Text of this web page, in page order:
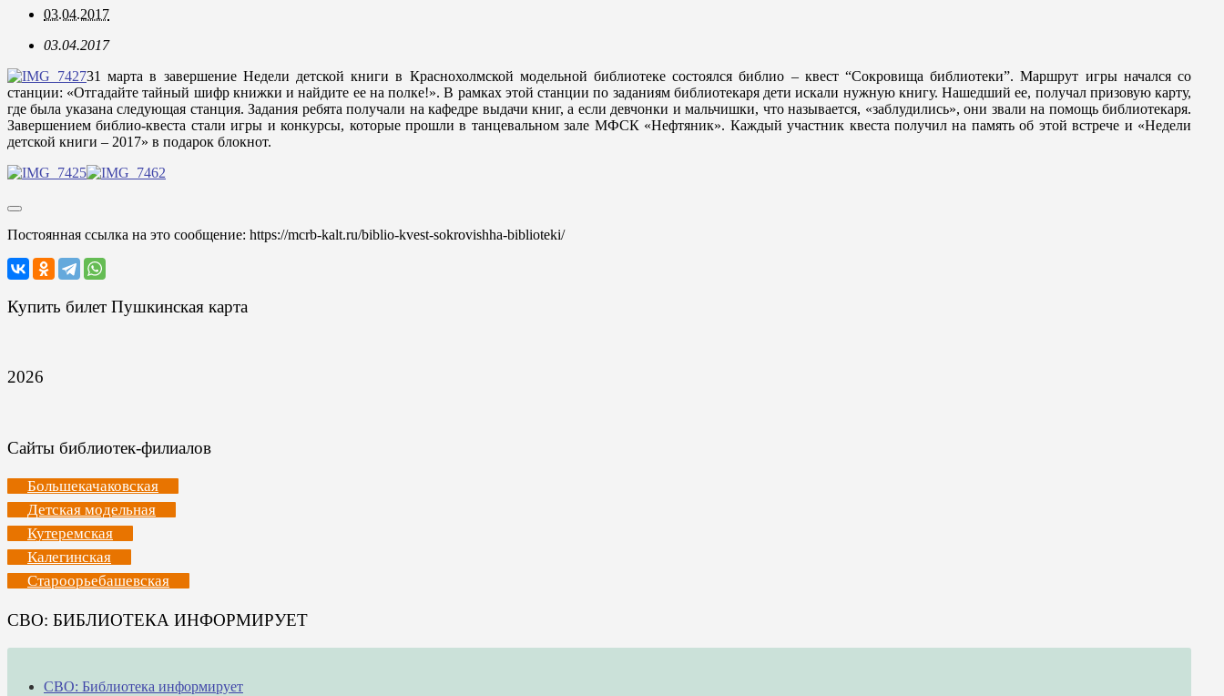
03.04.2017
03.04.2017
31 марта в завершение Недели детской книги в Краснохолмской модельной библиотеке состоялся библио – квест “Сокровища библиотеки”. Маршрут игры начался со
станции: «Отгадайте тайный шифр книжки и найдите ее на полке!». В рамках этой станции по заданиям библиотекаря дети искали нужную книгу. Нашедший ее, получал призовую карту,
где была указана следующая станция. Задания ребята получали на кафедре выдачи книг, а если девчонки и мальчишки, что называется, «заблудились», они звали на помощь библиотекаря.
Завершением библио-квеста стали игры и конкурсы, которые прошли в танцевальном зале МФСК «Нефтяник». Каждый участник квеста получил на память об этой встрече и «Недели
детской книги – 2017» в подарок блокнот.
Постоянная ссылка на это сообщение: https://mcrb-kalt.ru/biblio-kvest-sokrovishha-biblioteki/
Купить билет Пушкинская карта
2026
Сайты библиотек-филиалов
Большекачаковская
Детская модельная
Кутеремская
Калегинская
Староорьебашевская
СВО: БИБЛИОТЕКА ИНФОРМИРУЕТ
СВО: Библиотека информирует